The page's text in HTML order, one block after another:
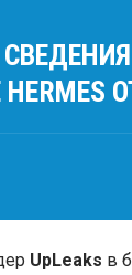
UpLeaks в